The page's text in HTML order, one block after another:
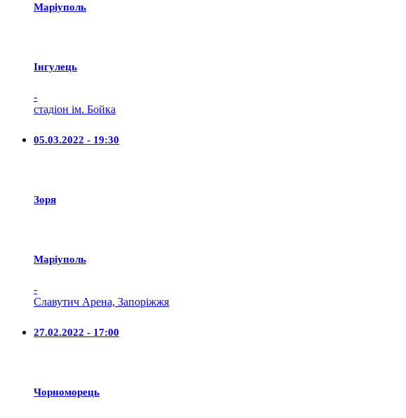
Маріуполь
Iнгулець
-
стадіон ім. Бойка
05.03.2022 - 19:30
Зоря
Маріуполь
-
Славутич Арена, Запоріжжя
27.02.2022 - 17:00
Чорноморець